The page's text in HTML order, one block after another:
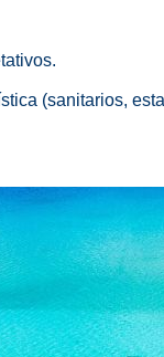
.
(sanitarios,